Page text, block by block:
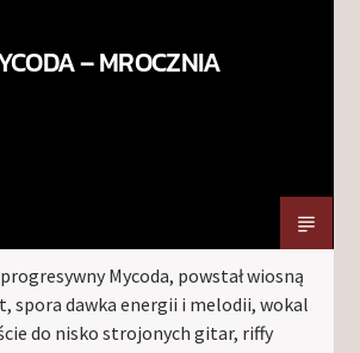
– MROCZNIA
Mycoda, powstał wiosną
spora dawka energii i melodii, wokal
do nisko strojonych gitar, riffy